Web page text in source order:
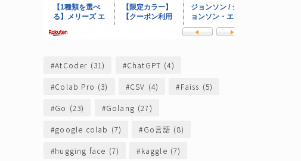
AtCoder (31) ChatGPT (4)
Colab Pro (3) CSV (4) Faiss (5)
Go (23) Golang (27)
google colab (7) Go言語 (8)
hugging face (7) kaggle (7)